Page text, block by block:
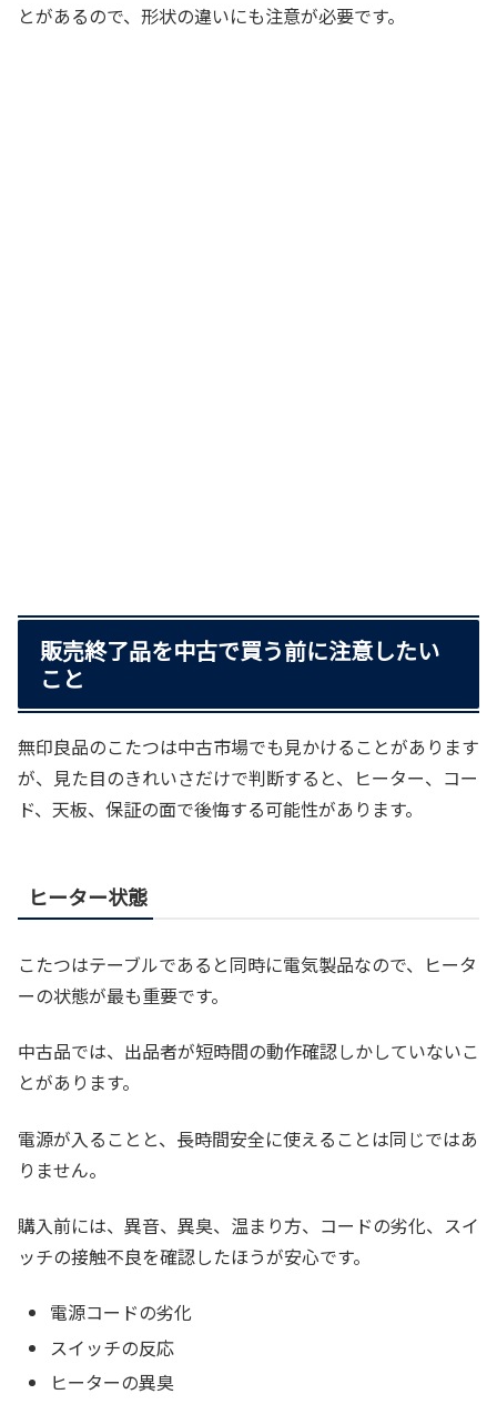
とがあるので、形状の違いにも注意が必要です。
販売終了品を中古で買う前に注意したい
こと
無印良品のこたつは中古市場でも見かけることがあります
が、見た目のきれいさだけで判断すると、ヒーター、コー
ド、天板、保証の面で後悔する可能性があります。
ヒーター状態
こたつはテーブルであると同時に電気製品なので、ヒータ
ーの状態が最も重要です。
中古品では、出品者が短時間の動作確認しかしていないこ
とがあります。
電源が入ることと、長時間安全に使えることは同じではあ
りません。
購入前には、異音、異臭、温まり方、コードの劣化、スイ
ッチの接触不良を確認したほうが安心です。
電源コードの劣化
スイッチの反応
ヒーターの異臭